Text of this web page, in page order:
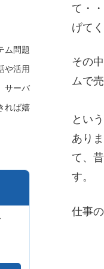
て・
げて
その
ムで
とい
あり
て、
す。
仕事
ム問題
や活用
サーバ
れば嬉